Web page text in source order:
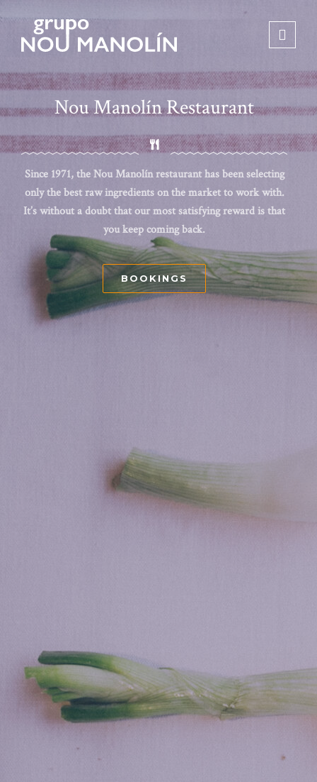
Nou Manolín Restaurant
Since 1971, the Nou Manolín restaurant has been selecting
only the best raw ingredients on the market to work with.
It’s without a doubt that our most satisfying reward is that
you keep coming back.
BOOKINGS